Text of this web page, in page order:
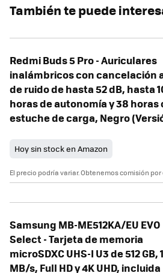
También te puede
Redmi Buds 5 Pro - Auriculares
inalámbricos con cancelación
de ruido de hasta 52 dB, hasta
horas de autonomía y 38 horas
estuche de carga, Negro
Hoy sin stock en Amazon
El precio podría variar. Obtenemos comisión
Samsung MB-ME512KA/EU EVO
Select - Tarjeta de memoria
microSDXC UHS-I U3 de 512 GB,
MB/s, Full HD y 4K UHD, incluida